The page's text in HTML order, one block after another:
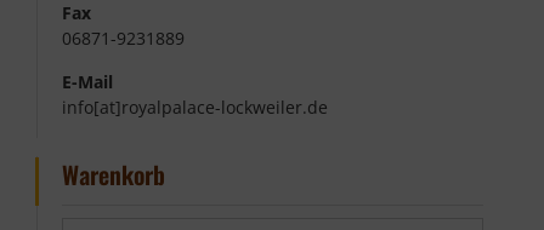
Fax
06871-9231889
E-Mail
info[at]royalpalace-lockweiler.de
Warenkorb